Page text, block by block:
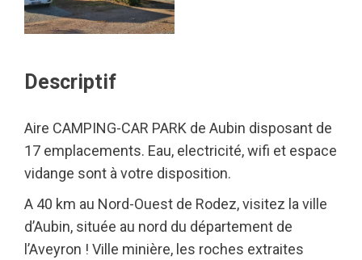
Descriptif
Aire CAMPING-CAR PARK de Aubin disposant de
17 emplacements. Eau, electricité, wifi et espace
vidange sont à votre disposition.
A 40 km au Nord-Ouest de Rodez, visitez la ville
d’Aubin, située au nord du département de
l’Aveyron ! Ville minière, les roches extraites